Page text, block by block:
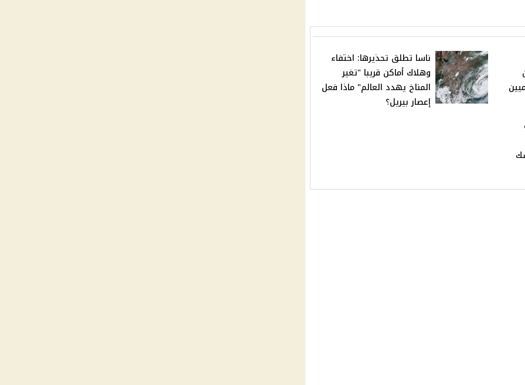
إعلاميين
ناسا تطلق تحذيرها: اختفاء
وهلاك أماكن قريبا "تغير
المناخ يهدد العالم" ماذا فعل
إعصار بيريل؟